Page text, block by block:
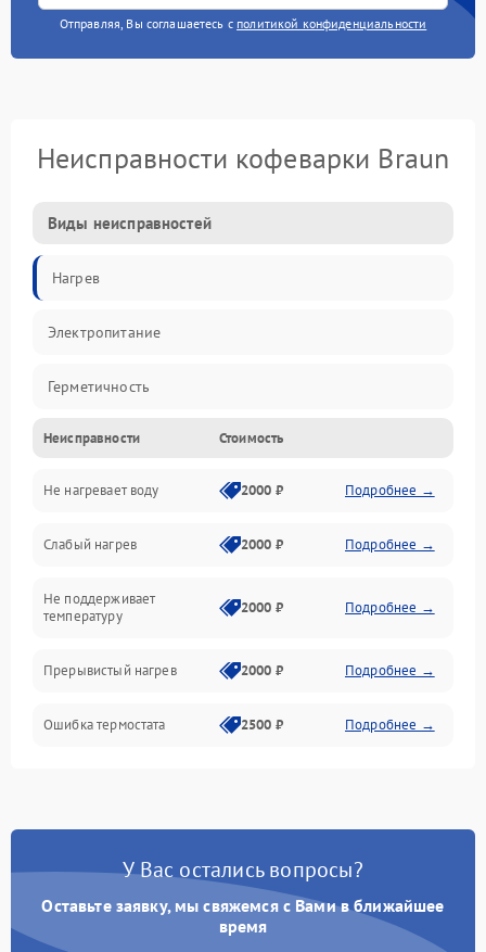
Отправляя, Вы соглашаетесь с политикой конфиденциальности
Неисправности кофеварки Braun
Виды неисправностей
Нагрев
Электропитание
Герметичность
Неисправности Стоимость
Не нагревает воду 2000 ₽ Подробнее →
Слабый нагрев 2000 ₽ Подробнее →
Не поддерживает
температуру
2000 ₽ Подробнее →
Прерывистый нагрев 2000 ₽ Подробнее →
Ошибка термостата 2500 ₽ Подробнее →
У Вас остались вопросы?
Оставьте заявку, мы свяжемся с Вами в ближайшее
время